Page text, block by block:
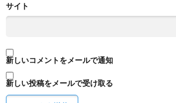
サイト
新しいコメントをメールで通知
新しい投稿をメールで受け取る